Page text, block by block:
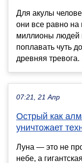
Для акулы
они все равно
миллионы людей
поплавать чуть
древняя тревога.
07:21, 21 Апр
Острый как
уничтожает
Луна — это не
небе, а